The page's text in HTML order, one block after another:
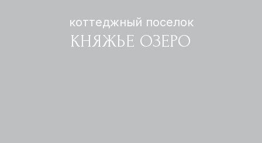
коттеджный поселок
КНЯЖЬЕ ОЗЕРО